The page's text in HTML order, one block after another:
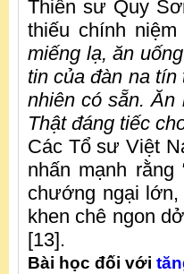
Thiền sư Quy
thiếu chính
miếng lạ, ăn
tin của đàn na
nhiên có sẵn. Ăn
Thật đáng tiếc
Các Tổ sư Việt
nhấn mạnh rằng
chướng ngại
khen chê ngon
[13].
Bài học đối với